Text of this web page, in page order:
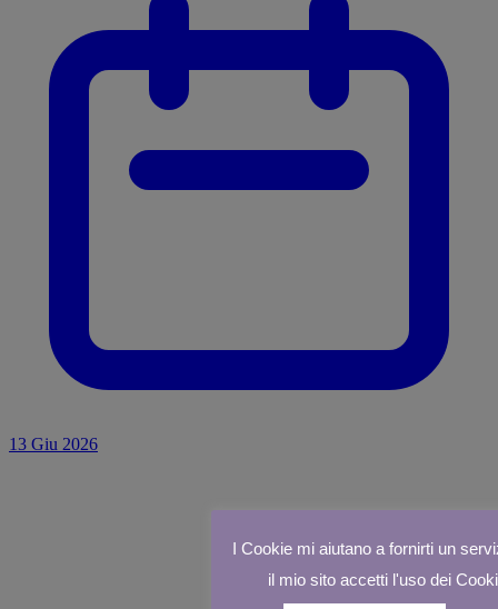
13 Giu 2026
I Cookie mi aiutano a fornirti un
il mio sito accetti l'uso dei